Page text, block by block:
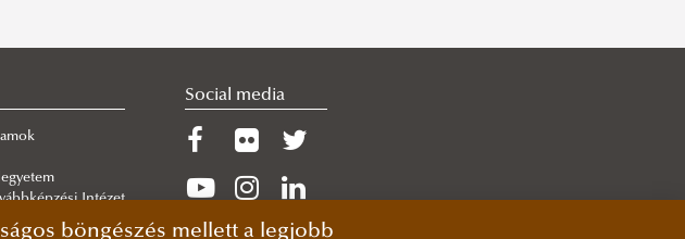
Intézet
Social media
böngészés mellett a legjobb